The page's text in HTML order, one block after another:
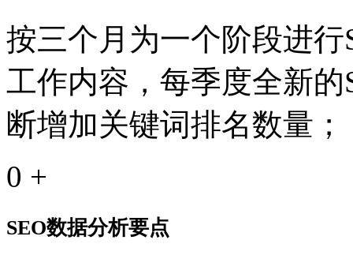
按三个月为一个阶段进
工作内容，每季度全新
断增加关键词排名数量；
0 +
SEO数据分析要点